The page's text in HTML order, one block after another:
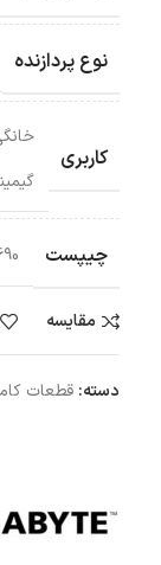
نوع پردازنده
کاربری
چیپست
مقایسه
دسته: قطعات